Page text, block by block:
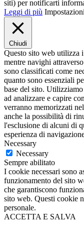
siti) per notificarti
Leggi di più Impostazioni
Chiudi
Questo sito web utilizza
mentre navighi
sono classificati come
quanto sono essenziali
base del sito.
ad analizzare e capire
verranno memorizzati
anche la possibilità di
l'esclusione di alcuni di
esperienza di
Necessary
Necessary
Sempre abilitato
I cookie necessari sono
funzionamento del sito
che garantiscono
sito web. Questi cookie
personale.
ACCETTA E SALVA